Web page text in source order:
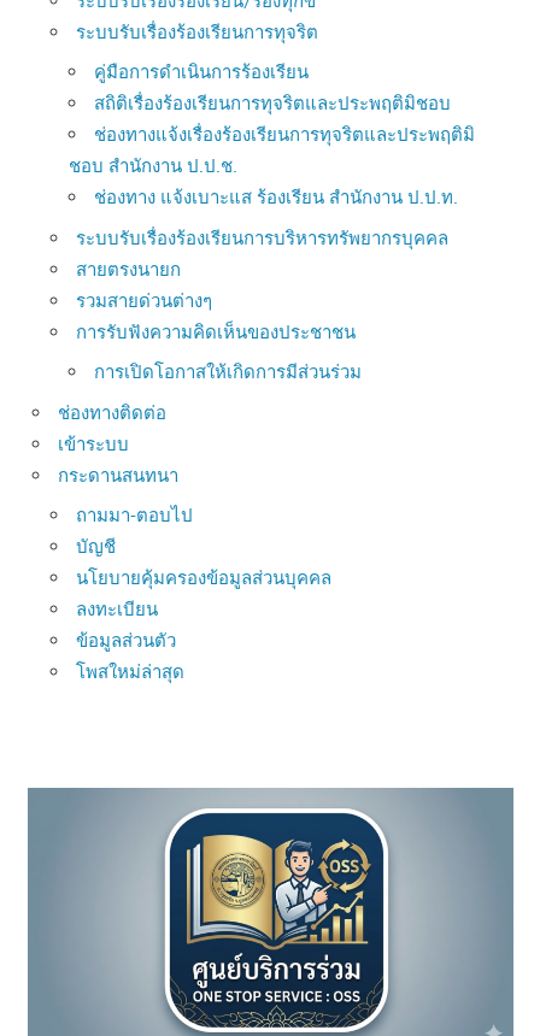
ระบบรับเรื่องร้องเรียนการทุจริต
คู่มือการดำเนินการร้องเรียน
สถิติเรื่องร้องเรียนการทุจริตและประพฤติมิชอบ
ช่องทางแจ้งเรื่องร้องเรียนการทุจริตและประพฤติมิ
ชอบ สำนักงาน ป.ป.ช.
ช่องทาง แจ้งเบาะแส ร้องเรียน สำนักงาน ป.ป.ท.
ระบบรับเรื่องร้องเรียนการบริหารทรัพยากรบุคคล
สายตรงนายก
รวมสายด่วนต่างๆ
การรับฟังความคิดเห็นของประชาชน
การเปิดโอกาสให้เกิดการมีส่วนร่วม
ช่องทางติดต่อ
เข้าระบบ
กระดานสนทนา
ถามมา-ตอบไป
บัญชี
นโยบายคุ้มครองข้อมูลส่วนบุคคล
ลงทะเบียน
ข้อมูลส่วนตัว
โพสใหม่ล่าสุด